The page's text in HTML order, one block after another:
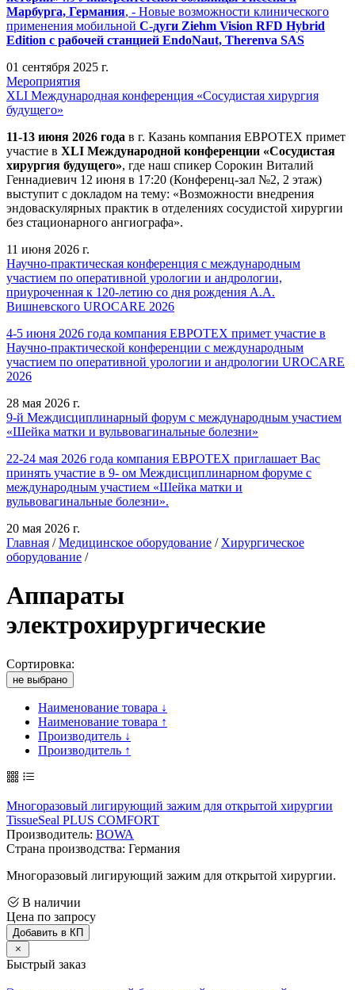
Марбурга, Германия, - Новые возможности клинического
применения мобильной С-дуги Ziehm Vision RFD Hybrid
Edition с рабочей станцией EndoNaut, Therenva SAS
01 сентября 2025 г.
Мероприятия
XLI Международная конференция «Сосудистая хирургия
будущего»
11-13 июня 2026 года в г. Казань компания ЕВРОТЕХ примет
участие в XLI Международной конференции «Сосудистая
хирургия будущего», где наш спикер Сорокин Виталий
Геннадиевич 12 июня в 17:20 (Конференц-зал №2, 2 этаж)
выступит с докладом на тему: «Возможности внедрения
эндоваскулярных практик в отделениях сосудистой хирургии
без стационарного ангиографа».
11 июня 2026 г.
Научно-практическая конференция с международным
участием по оперативной урологии и андрологии,
приуроченная к 120-летию со дня рождения А.А.
Вишневского UROCARE 2026
4-5 июня 2026 года компания ЕВРОТЕХ примет участие в
Научно-практической конференции с международным
участием по оперативной урологии и андрологии UROCARE
2026
28 мая 2026 г.
9-й Междисциплинарный форум с международным участием
«Шейка матки и вульвовагинальные болезни»
22-24 мая 2026 года компания ЕВРОТЕХ приглашает Вас
принять участие в 9- ом Междисциплинарном форуме с
международным участием «Шейка матки и
вульвовагинальные болезни».
20 мая 2026 г.
Главная / Медицинское оборудование / Хирургическое
оборудование /
Аппараты
электрохирургические
Сортировка:
не выбрано
Наименование товара ↓
Наименование товара ↑
Производитель ↓
Производитель ↑
Многоразовый лигирующий зажим для открытой хирургии
TissueSeal PLUS COMFORT
Производитель: BOWA
Страна производства: Германия
Многоразовый лигирующий зажим для открытой хирургии.
В наличии
Цена по запросу
Добавить в КП
Быстрый заказ